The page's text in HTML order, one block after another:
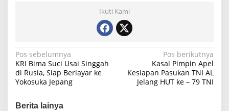
Ikuti Kami
N
a
v
i
Pos sebelumnya
KRI Bima Suci Usai Singgah
di Rusia, Siap Berlayar ke
Yokosuka Jepang
Pos berikutnya
Kasal Pimpin Apel
Kesiapan Pasukan TNI AL
Jelang HUT ke – 79 TNI
Berita lainya